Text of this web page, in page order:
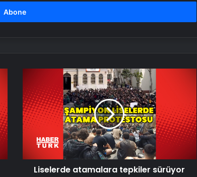
Samsun’da yedikleri tavuk zehirledii!
Nişantaşı Üniversitesi’nden 2026 YKS
Adaylarına Çifte Güvence: Sabit
Ücret ve Kesintisiz Burs
25 Yıllık Miras Davasında Gözler
Temmuz Ayındaki Karar
Duruşmasına Çevrildi
Serjoy : Dijital Medya Ajansı, Google
Reklam Ajansı, SEO Ajansı ve Web
atamalara
tepkiler
sürüyor
Liselerde atamalara tepkiler sürüyor